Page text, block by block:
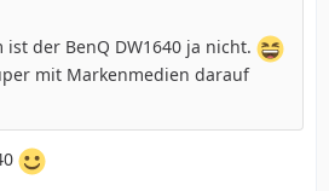
der BenQ DW1640 ja nicht.
mit Markenmedien darauf